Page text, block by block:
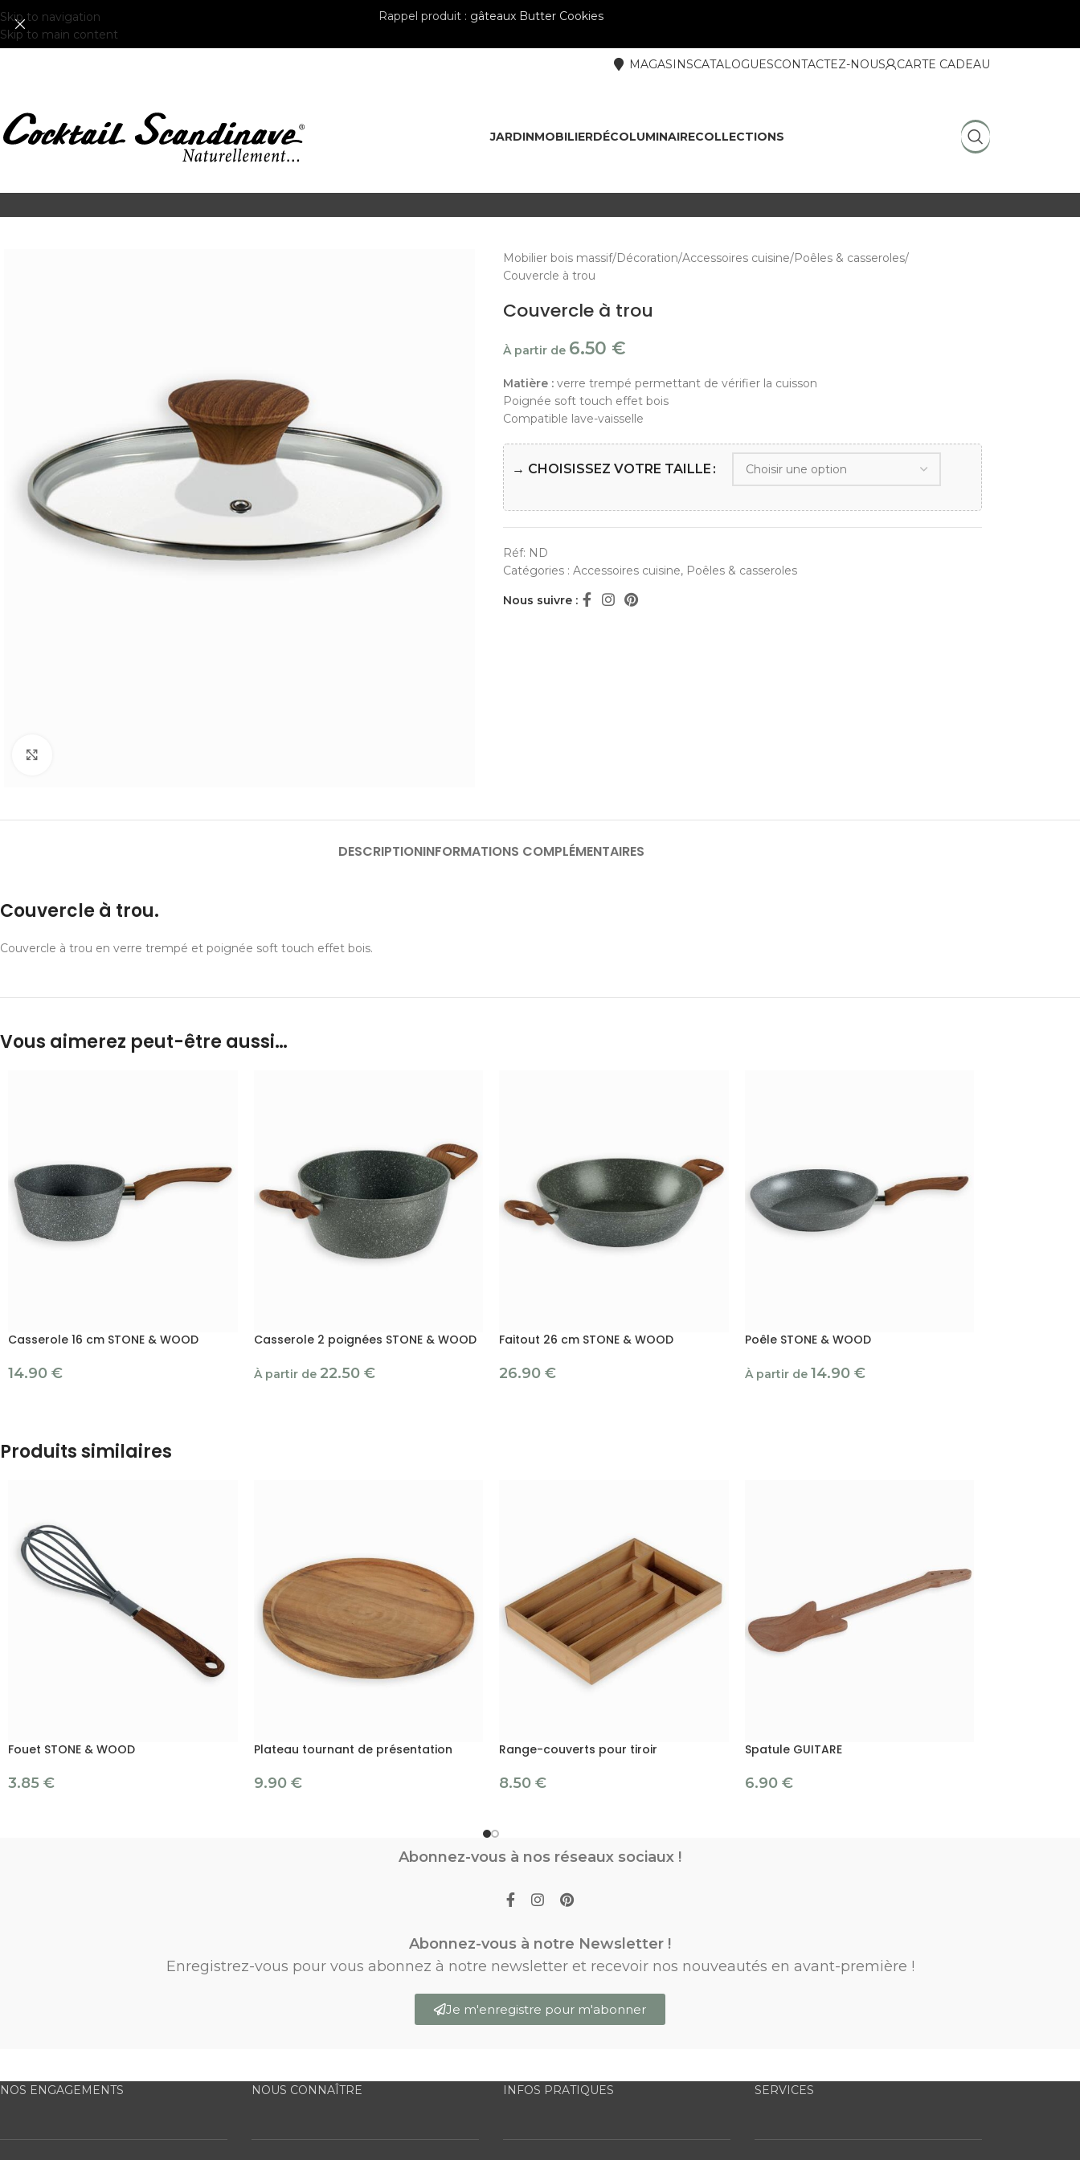
Skip to navigation
Skip to main content
Rappel produit : gâteaux Butter Cookies
MAGASINSCATALOGUESCONTACTEZ-NOUS CARTE CADEAU
JARDINMOBILIERDÉCOLUMINAIRECOLLECTIONS
Mobilier bois massif Décoration Accessoires cuisine Poêles & casseroles
Couvercle à trou
Couvercle à trou
À partir de 6.50 €
Matière :verre trempé permettant de vérifier la cuisson
Poignée soft touch effet bois
Compatible lave-vaisselle
→ CHOISISSEZ VOTRE TAILLE
Réf: ND
Catégories : Accessoires cuisine, Poêles & casseroles
Nous suivre :
DESCRIPTIONINFORMATIONS COMPLÉMENTAIRES
Couvercle à trou.
Couvercle à trou en verre trempé et poignée soft touch effet bois.
Vous aimerez peut-être aussi…
Casserole 16 cm STONE & WOOD
14.90 €
Casserole 2 poignées STONE & WOOD
À partir de 22.50 €
Faitout 26 cm STONE & WOOD
26.90 €
Poêle STONE & WOOD
À partir de 14.90 €
Produits similaires
Fouet STONE & WOOD
3.85 €
Plateau tournant de présentation
9.90 €
Range-couverts pour tiroir
8.50 €
Spatule GUITARE
6.90 €
Abonnez-vous à nos réseaux sociaux !
Abonnez-vous à notre Newsletter !
Enregistrez-vous pour vous abonnez à notre newsletter et recevoir nos nouveautés en avant-première !
Je m'enregistre pour m'abonner
NOS ENGAGEMENTS NOUS CONNAÎTRE INFOS PRATIQUES SERVICES